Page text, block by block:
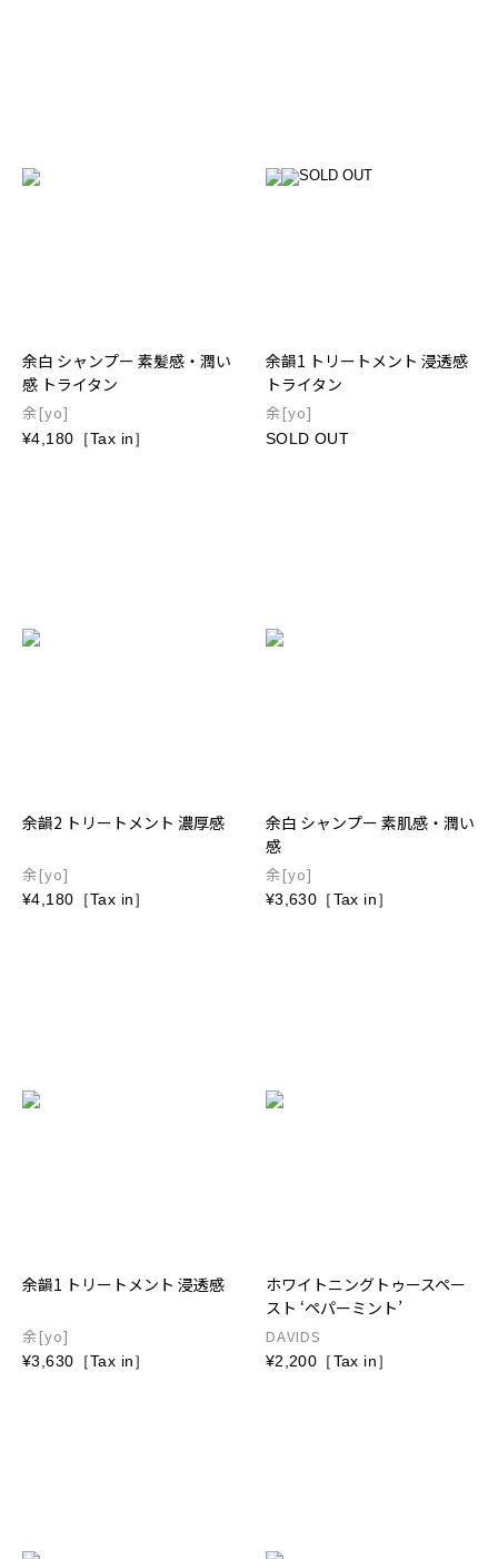
余白 シャンプー 素髪感・潤い
感 トライタン
余[yo]
¥4,180［Tax in］
余韻1 トリートメント 浸透感
トライタン
余[yo]
SOLD OUT
余韻2 トリートメント 濃厚感
余[yo]
¥4,180［Tax in］
余白 シャンプー 素肌感・潤い
感
余[yo]
¥3,630［Tax in］
余韻1 トリートメント 浸透感
余[yo]
¥3,630［Tax in］
ホワイトニングトゥースペー
スト ‘ペパーミント’
DAVIDS
¥2,200［Tax in］